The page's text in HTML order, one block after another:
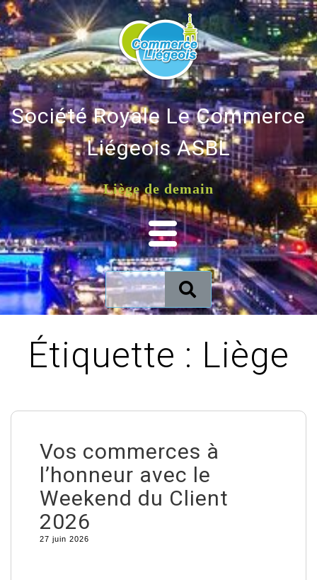
Société Royale Le Commerce
Liégeois ASBL
Liège de demain
Étiquette : Liège
Vos commerces à
l’honneur avec le
Weekend du Client
2026
27 juin 2026